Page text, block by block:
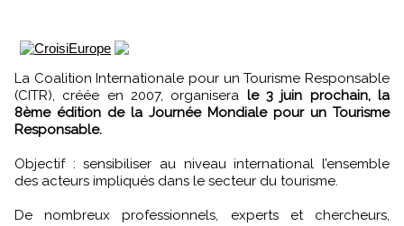
La Coalition Internationale pour un Tourisme Responsable
(CITR), créée en 2007, organisera le 3 juin prochain, la
8ème édition de la Journée Mondiale pour un Tourisme
Responsable.
Objectif : sensibiliser au niveau international l’ensemble
des acteurs impliqués dans le secteur du tourisme.
De nombreux professionnels, experts et chercheurs,